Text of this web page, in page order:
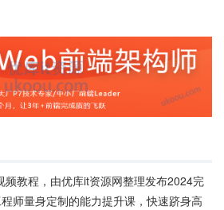
教程，由优库it资源网整理发布2024完
师量身定制的能力提升课，快速跻身高